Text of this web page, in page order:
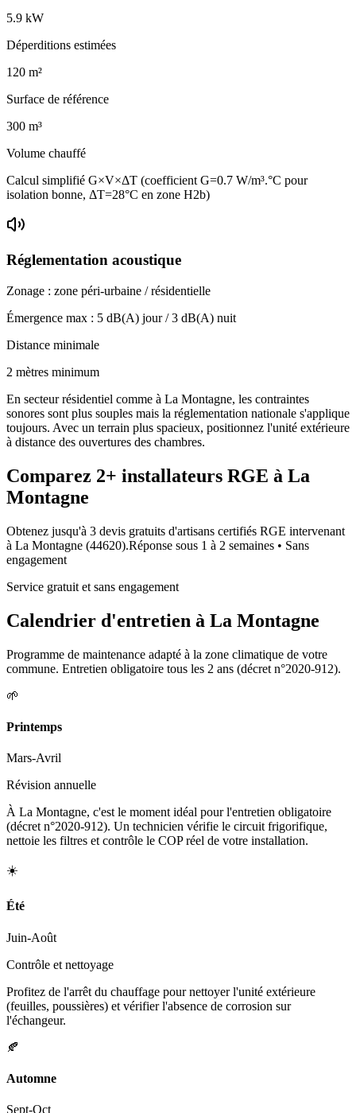
5.9 kW
Déperditions estimées
120 m²
Surface de référence
300 m³
Volume chauffé
Calcul simplifié G×V×ΔT (coefficient G=0.7 W/m³.°C pour
isolation bonne, ΔT=28°C en zone H2b)
Réglementation acoustique
Zonage : zone péri-urbaine / résidentielle
Émergence max : 5 dB(A) jour /3 dB(A) nuit
Distance minimale
2 mètres minimum
En secteur résidentiel comme à La Montagne, les contraintes
sonores sont plus souples mais la réglementation nationale s'applique
toujours. Avec un terrain plus spacieux, positionnez l'unité extérieure
à distance des ouvertures des chambres.
Comparez 2+ installateurs RGE à La
Montagne
Obtenez jusqu'à 3 devis gratuits d'artisans certifiés RGE intervenant
à La Montagne (44620).Réponse sous 1 à 2 semaines • Sans
engagement
Service gratuit et sans engagement
Calendrier d'entretien à La Montagne
Programme de maintenance adapté à la zone climatique de votre
commune. Entretien obligatoire tous les 2 ans (décret n°2020-912).
🌱
Printemps
Mars-Avril
Révision annuelle
À La Montagne, c'est le moment idéal pour l'entretien obligatoire
(décret n°2020-912). Un technicien vérifie le circuit frigorifique,
nettoie les filtres et contrôle le COP réel de votre installation.
☀️
Été
Juin-Août
Contrôle et nettoyage
Profitez de l'arrêt du chauffage pour nettoyer l'unité extérieure
(feuilles, poussières) et vérifier l'absence de corrosion sur
l'échangeur.
🍂
Automne
Sept-Oct